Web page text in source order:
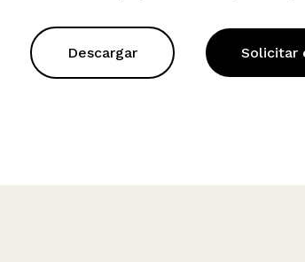
Descargar Solicitar